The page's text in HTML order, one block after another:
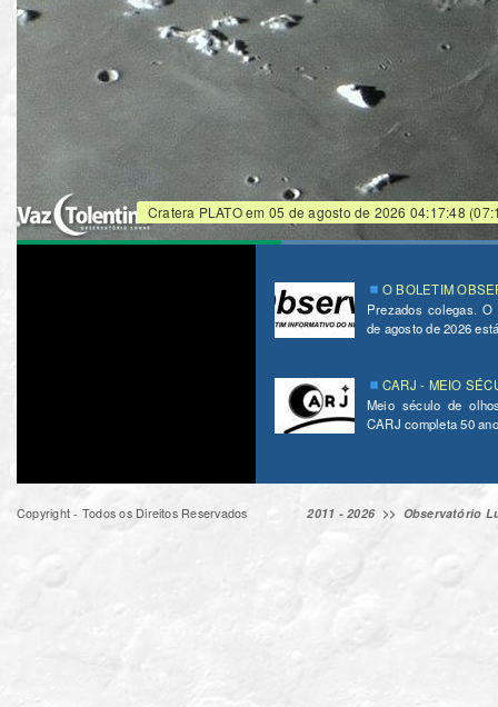
Cratera PLATO em 05‎ de ‎agosto‎ de ‎2026 04:17:48
O BOLETIM
Prezados colegas.
de agosto de 2026
CARJ - MEIO
Meio século de
CARJ completa 50
Copyright - Todos os Direitos Reservados 2011 - 2026 >> Observatório